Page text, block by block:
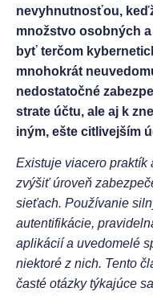
nevyhnutnosťou,
množstvo osobných
byť terčom
mnohokrát
nedostatočné
strate účtu, ale aj k
iným, ešte citlivejším
Existuje viacero praktík
zvýšiť úroveň
sieťach. Používanie
autentifikácie,
aplikácií a uvedomelé
niektoré z nich. Tento
časté otázky týkajúce